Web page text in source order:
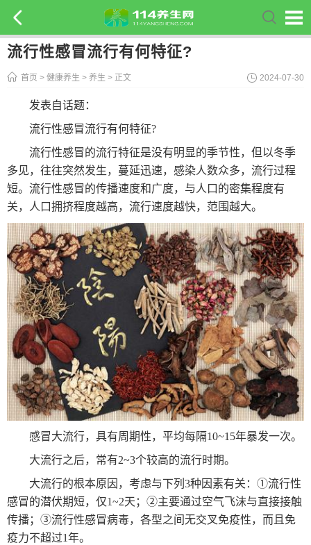
流行性感冒流行有何特征?
首页 > 健康养生 > 养生 > 正文 2024-07-30
发表自话题：
流行性感冒流行有何特征?
流行性感冒的流行特征是没有明显的季节性，但以冬季
多见，往往突然发生，蔓延迅速，感染人数众多，流行过程
短。流行性感冒的传播速度和广度，与人口的密集程度有
关，人口拥挤程度越高，流行速度越快，范围越大。
感冒大流行，具有周期性，平均每隔10~15年暴发一次。
大流行之后，常有2~3个较高的流行时期。
大流行的根本原因，考虑与下列3种因素有关：①流行性
感冒的潜伏期短，仅1~2天；②主要通过空气飞沫与直接接触
传播；③流行性感冒病毒，各型之间无交叉免疫性，而且免
疫力不超过1年。